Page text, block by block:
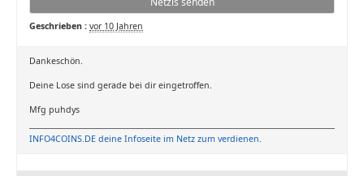
Geschrieben : vor 10 Jahren
Dankeschön.
Deine Lose sind gerade bei dir eingetroffen.
Mfg puhdys
INFO4COINS.DE deine Infoseite im Netz zum verdienen.